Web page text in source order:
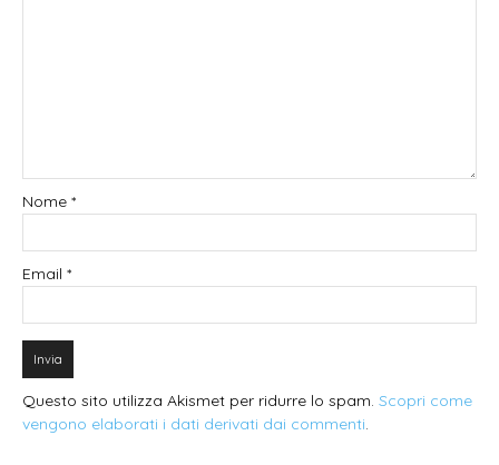
Nome *
Email *
Questo sito utilizza Akismet per ridurre lo spam. Scopri come
vengono elaborati i dati derivati dai commenti.